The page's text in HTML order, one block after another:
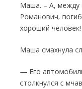
Маша. – А, между
Романович,
хороший человек!
Маша смахнула
— Его
столкнулся с